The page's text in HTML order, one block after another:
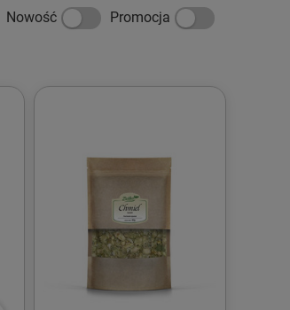
Nowość Promocja